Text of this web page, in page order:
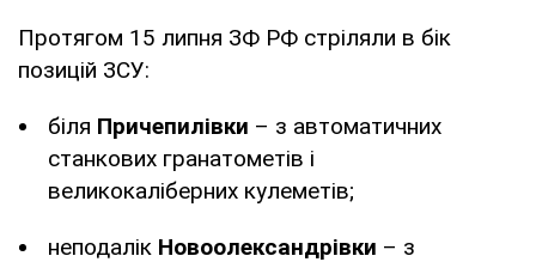
Протягом 15 липня ЗФ РФ стріляли в бік
позицій ЗСУ:
біля Причепилівки – з автоматичних
станкових гранатометів і
великокаліберних кулеметів;
неподалік Новоолександрівки – з